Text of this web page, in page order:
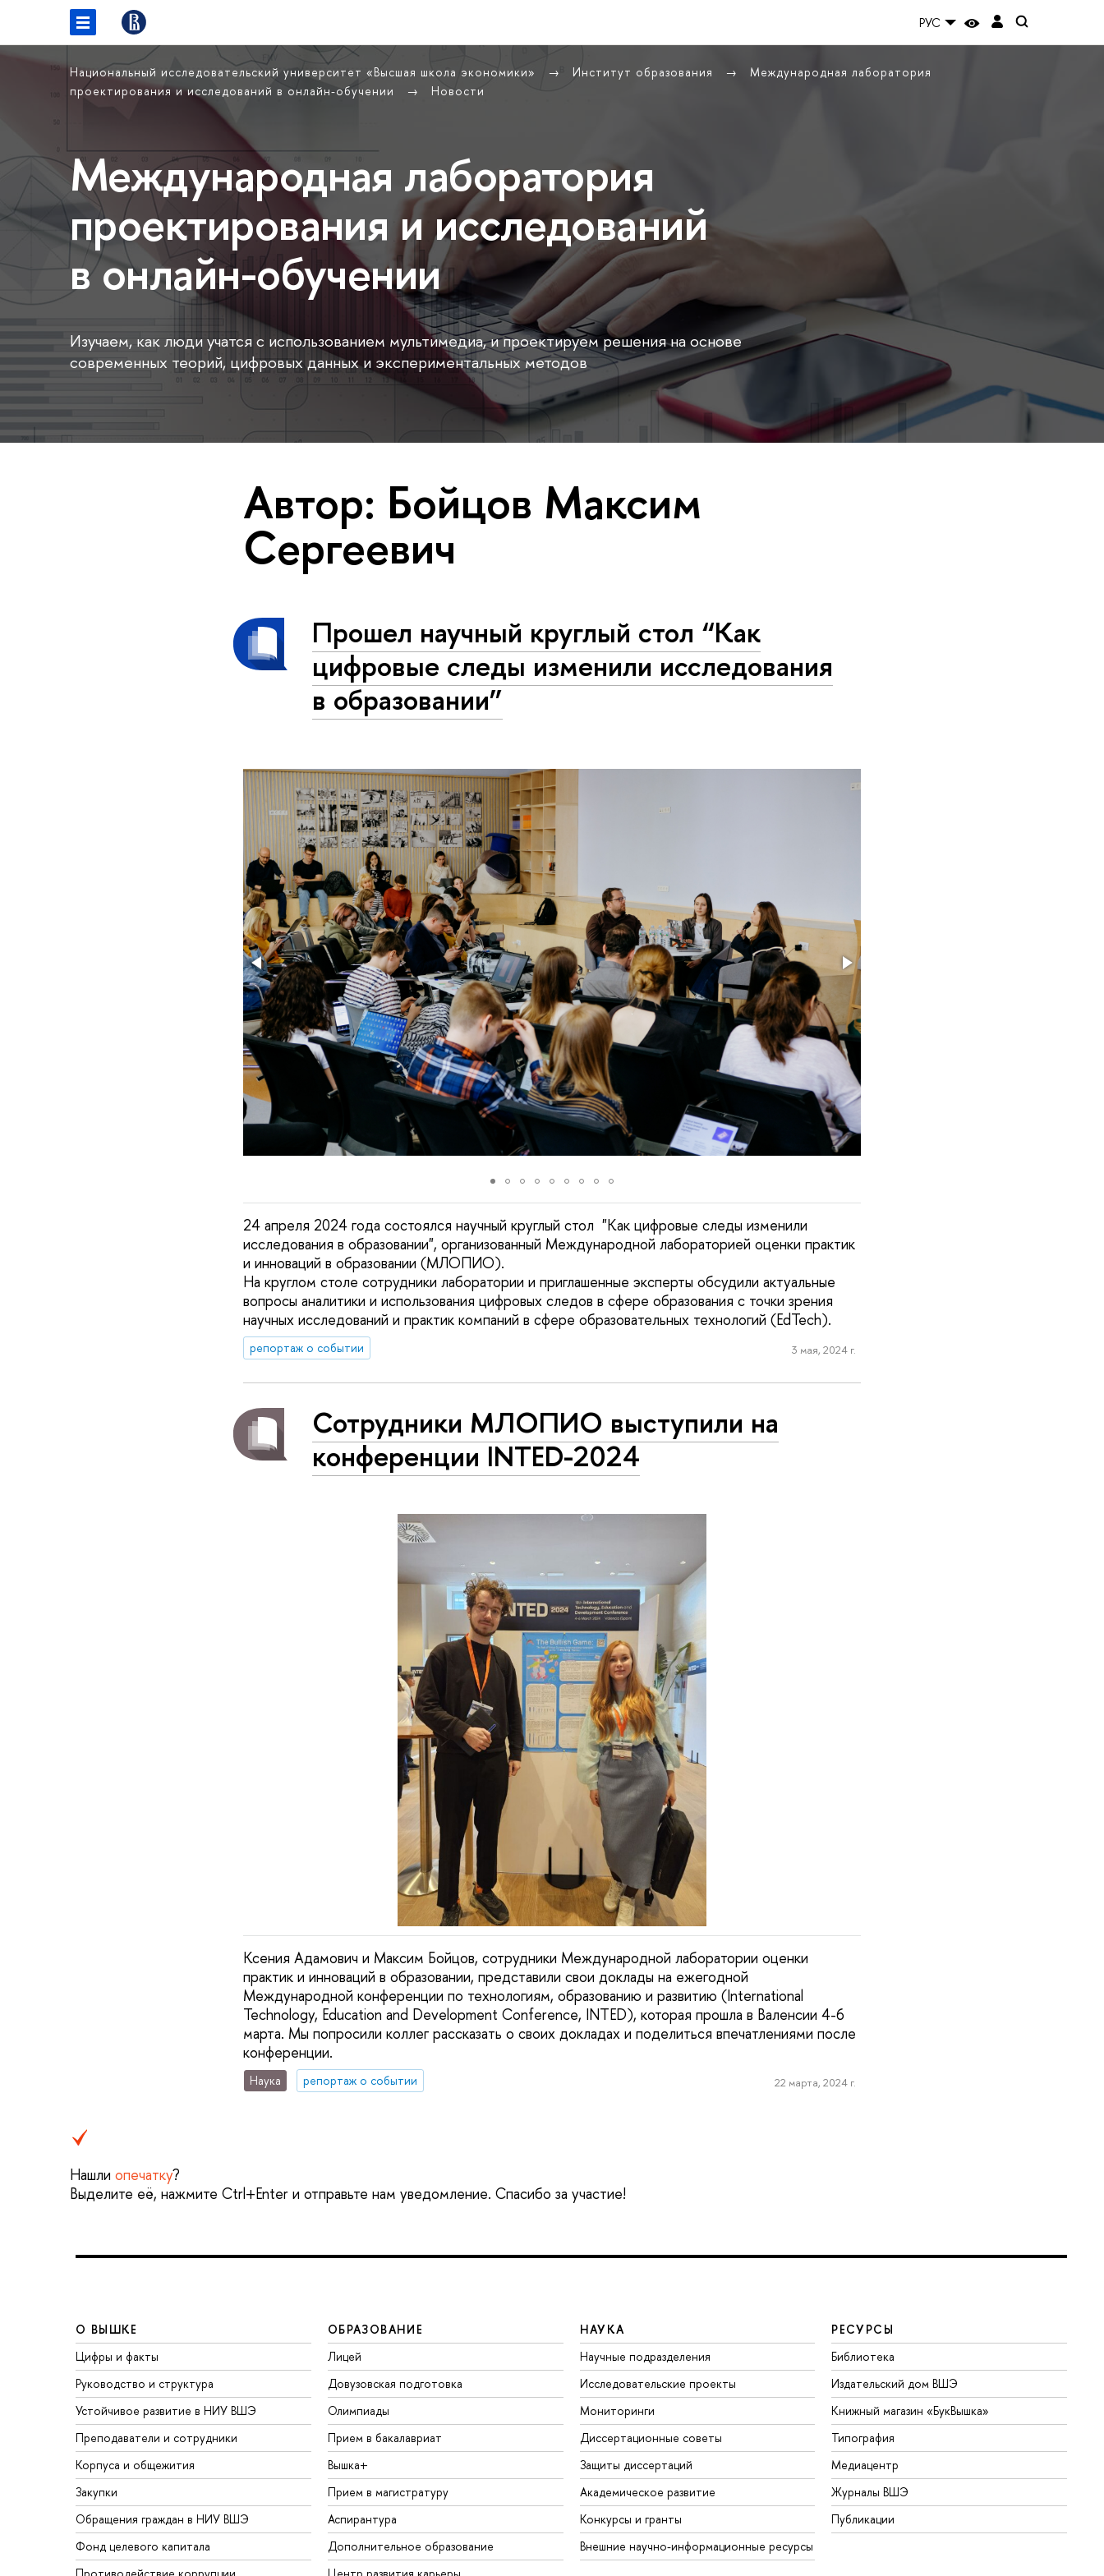
РУС
Национальный исследовательский университет «Высшая школа экономики» Институт образования
Международная лаборатория
проектирования и исследований в онлайн-обучении
Новости
Международная лаборатория
проектирования и исследований
в онлайн-обучении
Изучаем, как люди учатся с использованием мультимедиа, и проектируем решения на основе
современных теорий, цифровых данных и экспериментальных методов
Автор: Бойцов Максим
Сергеевич
Прошел научный круглый стол “Как
цифровые следы изменили исследования
в образовании”
24 апреля 2024 года состоялся научный круглый стол "Как цифровые следы изменили
исследования в образовании", организованный Международной лабораторией оценки практик
и инноваций в образовании (МЛОПИО).
На круглом столе сотрудники лаборатории и приглашенные эксперты обсудили актуальные
вопросы аналитики и использования цифровых следов в сфере образования с точки зрения
научных исследований и практик компаний в сфере образовательных технологий (EdTech).
репортаж о событии 3 мая, 2024 г.
Сотрудники МЛОПИО выступили на
конференции INTED-2024
Ксения Адамович и Максим Бойцов, сотрудники Международной лаборатории оценки
практик и инноваций в образовании, представили свои доклады на ежегодной
Международной конференции по технологиям, образованию и развитию (International
Technology, Education and Development Conference, INTED), которая прошла в Валенсии 4-6
марта. Мы попросили коллег рассказать о своих докладах и поделиться впечатлениями после
конференции.
Наука репортаж о событии 22 марта, 2024 г.
Нашли опечатку?
Выделите её, нажмите Ctrl+Enter и отправьте нам уведомление. Спасибо за участие!
О ВЫШКЕ
Цифры и факты
Руководство и структура
Устойчивое развитие в НИУ ВШЭ
Преподаватели и сотрудники
Корпуса и общежития
Закупки
Обращения граждан в НИУ ВШЭ
Фонд целевого капитала
ОБРАЗОВАНИЕ
Лицей
Довузовская подготовка
Олимпиады
Прием в бакалавриат
Вышка+
Прием в магистратуру
Аспирантура
Дополнительное образование
НАУКА
Научные подразделения
Исследовательские проекты
Мониторинги
Диссертационные советы
Защиты диссертаций
Академическое развитие
Конкурсы и гранты
Внешние научно-информационные ресурсы
РЕСУРСЫ
Библиотека
Издательский дом ВШЭ
Книжный магазин «БукВышка»
Типография
Медиацентр
Журналы ВШЭ
Публикации